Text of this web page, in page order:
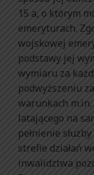
15 a, o którym
emeryturach.
wojskowej
podstawy jej
wymiaru za
podwyższeniu
warunkach m.in.
latającego na
pełnienie
strefie działań
inwalidztwa